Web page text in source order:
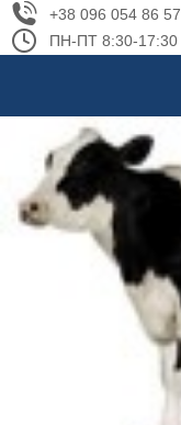
+38 096 054 86 57
ПН-ПТ 8:30-17:30